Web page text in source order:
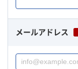
メールアドレス